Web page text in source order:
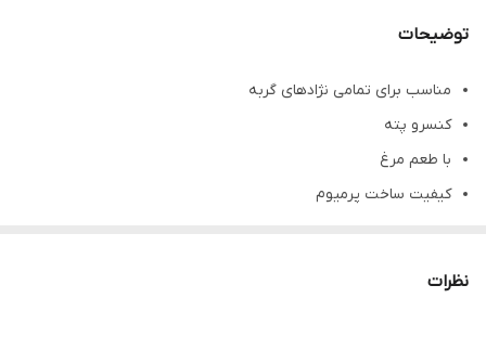
توضیحات
مناسب برای تمامی نژادهای گربه
کنسرو پته
با طعم مرغ
کیفیت ساخت پرمیوم
ویتامین‌های K، E، D، B، A، امگا 3 و 6
نظرات